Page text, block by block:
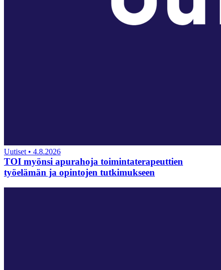
Uutiset • 4.8.2026
TOI myönsi apurahoja toimintaterapeuttien
työelämän ja opintojen tutkimukseen